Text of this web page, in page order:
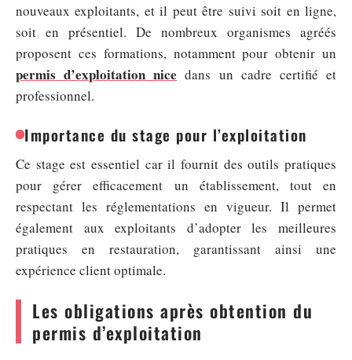
nouveaux exploitants, et il peut être suivi soit en ligne,
soit en présentiel. De nombreux organismes agréés
proposent ces formations, notamment pour obtenir un
permis d’exploitation nice dans un cadre certifié et
professionnel.
Importance du stage pour l’exploitation
Ce stage est essentiel car il fournit des outils pratiques
pour gérer efficacement un établissement, tout en
respectant les réglementations en vigueur. Il permet
également aux exploitants d’adopter les meilleures
pratiques en restauration, garantissant ainsi une
expérience client optimale.
Les obligations après obtention du
permis d’exploitation